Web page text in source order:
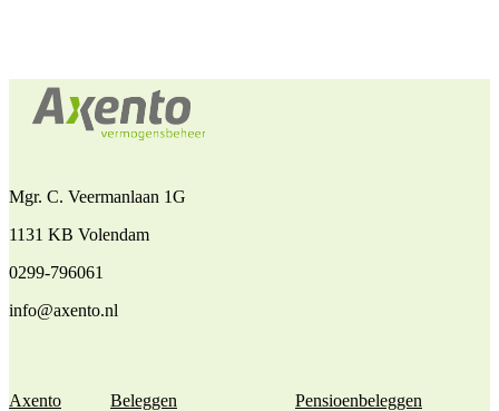
Mgr. C. Veermanlaan 1G
1131 KB Volendam
0299-796061
info@axento.nl
Axento Beleggen Pensioenbeleggen